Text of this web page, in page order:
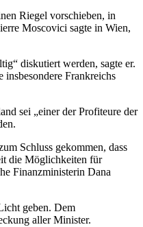
Riegel vorschieben, in
Moscovici sagte in Wien,
diskutiert werden, sagte er.
insbesondere Frankreichs
sei „einer der Profiteure der
Schluss gekommen, dass
die Möglichkeiten für
Finanzministerin Dana
geben. Dem
aller Minister.